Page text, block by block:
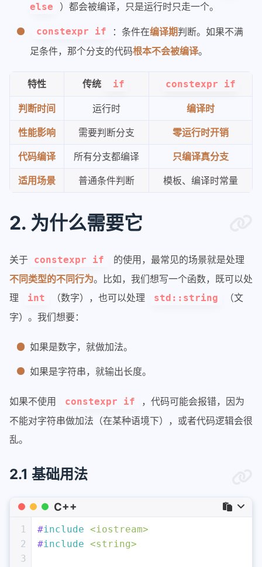
else
）都会被编译，只是运行时只走一个。
constexpr if ：条件在编译期判断。如果不满
足条件，那个分支的代码根本不会被编译。
特性 传统 if constexpr if
判断时间 运行时 编译时
性能影响 需要判断分支 零运行时开销
代码编译 所有分支都编译 只编译真分支
适用场景 普通条件判断 模板、编译时常量
2. 为什么需要它
关于 constexpr if
的使用，最常见的场景就是处理
不同类型的不同行为。比如，我们想写一个函数，既可以处
理
int （数字），也可以处理 std::string
（文
字）。我们想要：
如果是数字，就做加法。
如果是字符串，就输出长度。
如果不使用 constexpr if
，代码可能会报错，因为
不能对字符串做加法（在某种语境下），或者代码逻辑会很
乱。
2.1 基础用法
C++
1
2
3
#include <iostream>
#include <string>